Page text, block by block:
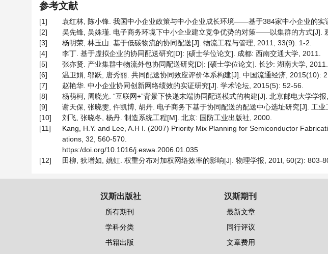
参考文献
[1]
袁红林, 陈小锋. 我国中小企业政策与中小企业成长环境——基于384家中小企业的实
[2]
吴先锋, 吴姝瑾. 电子商务环境下中小企业建立竞争优势的对策——以集群的方式[J].
[3]
杨明荣, 林玉山. 基于低碳物流的协同配送[J]. 物流工程与管理, 2011, 33(9): 1-2.
[4]
李丁. 基于虚拟企业的协同配送研究[D]: [硕士学位论文]. 成都: 西南交通大学, 2011.
[5]
张亦贤. 产业集群中物流外包协同配送研究[D]: [硕士学位论文]. 长沙: 湖南大学, 2011.
[6]
温卫娟, 邬跃, 唐秀丽. 共同配送协同效应评价体系构建[J]. 中国流通经济, 2015(10):
[7]
赵艳华. 中小企业协同创新网络绩效的实证研究[J]. 学术论坛, 2015(5): 52-56.
[8]
杨萌柯, 周晓光. “互联网+”背景下快递末端协同配送模式的构建[J]. 北京邮电大学学
[9]
谢天保, 张晓雯, 仵凯博, 胡丹. 电子商务下基于协同配送的配送中心选址研究[J]. 工业
[10]
刘飞, 张晓冬, 杨丹. 制造系统工程[M]. 北京: 国防工业出版社, 2000.
[11]
Kang, H.Y. and Lee, A.H I. (2007) Priority Mix Planning for Semiconductor
ations, 32, 560-570.
https:/doi.org/10.1016/j.eswa.2006.01.035
[12]
田柳, 狄增如, 姚虹. 权重分布对加权网络效率的影响[J]. 物理学报, 201l, 60(2): 803-
汉斯出版社
所有期刊
学科分类
书籍出版
汉斯期刊
最新文章
同行评议
文章费用